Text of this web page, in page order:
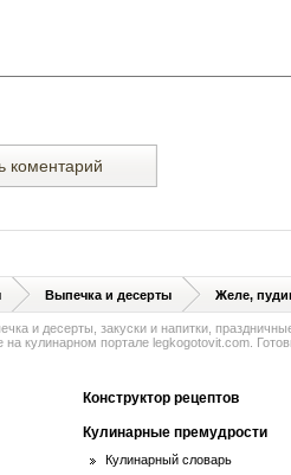
коментарий
Выпечка и десерты Желе,
и десерты, закуски и напитки,
кулинарном портале legkogotovit.com.
Конструктор рецептов
Кулинарные премудрости
Кулинарный словарь